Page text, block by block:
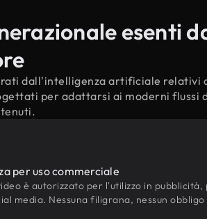
esenti
dall'intelligenza artificiale relativi
per adattarsi ai moderni flussi
per uso commerciale
è autorizzato per l'utilizzo in
media. Nessuna filigrana, nessun